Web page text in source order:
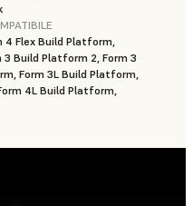
Flex Build Platform,
Build Platform 2, Form 3
Form 3L Build Platform,
4L Build Platform,